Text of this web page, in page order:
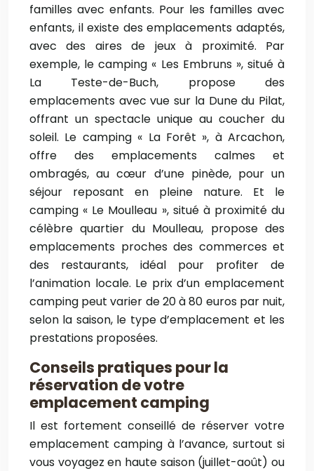
familles avec enfants. Pour les familles avec
enfants, il existe des emplacements adaptés,
avec des aires de jeux à proximité. Par
exemple, le camping « Les Embruns », situé à
La Teste-de-Buch, propose des
emplacements avec vue sur la Dune du Pilat,
offrant un spectacle unique au coucher du
soleil. Le camping « La Forêt », à Arcachon,
offre des emplacements calmes et
ombragés, au cœur d’une pinède, pour un
séjour reposant en pleine nature. Et le
camping « Le Moulleau », situé à proximité du
célèbre quartier du Moulleau, propose des
emplacements proches des commerces et
des restaurants, idéal pour profiter de
l’animation locale. Le prix d’un emplacement
camping peut varier de 20 à 80 euros par nuit,
selon la saison, le type d’emplacement et les
prestations proposées.
Conseils pratiques pour la
réservation de votre
emplacement camping
Il est fortement conseillé de réserver votre
emplacement camping à l’avance, surtout si
vous voyagez en haute saison (juillet-août) ou